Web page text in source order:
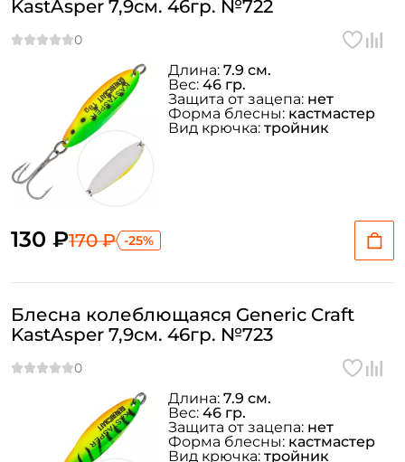
KastAsper 7,9см. 46гр. №722
130 ₽170 ₽ -25%
Длина: 7.9 см.
Вес: 46 гр.
Защита от зацепа: нет
Форма блесны: кастмастер
Вид крючка: тройник
Блесна колеблющаяся Generic Craft
KastAsper 7,9см. 46гр. №723
Длина: 7.9 см.
Вес: 46 гр.
Защита от зацепа: нет
Форма блесны: кастмастер
Вид крючка: тройник